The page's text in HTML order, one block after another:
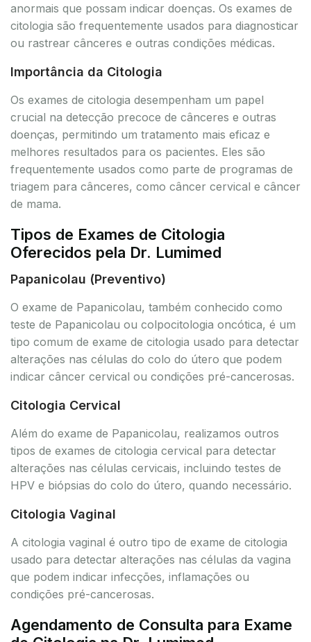
anormais que possam indicar doenças. Os exames de
citologia são frequentemente usados para diagnosticar
ou rastrear cânceres e outras condições médicas.
Importância da Citologia
Os exames de citologia desempenham um papel
crucial na detecção precoce de cânceres e outras
doenças, permitindo um tratamento mais eficaz e
melhores resultados para os pacientes. Eles são
frequentemente usados como parte de programas de
triagem para cânceres, como câncer cervical e câncer
de mama.
Tipos de Exames de Citologia
Oferecidos pela Dr. Lumimed
Papanicolau (Preventivo)
O exame de Papanicolau, também conhecido como
teste de Papanicolau ou colpocitologia oncótica, é um
tipo comum de exame de citologia usado para detectar
alterações nas células do colo do útero que podem
indicar câncer cervical ou condições pré-cancerosas.
Citologia Cervical
Além do exame de Papanicolau, realizamos outros
tipos de exames de citologia cervical para detectar
alterações nas células cervicais, incluindo testes de
HPV e biópsias do colo do útero, quando necessário.
Citologia Vaginal
A citologia vaginal é outro tipo de exame de citologia
usado para detectar alterações nas células da vagina
que podem indicar infecções, inflamações ou
condições pré-cancerosas.
Agendamento de Consulta para Exame